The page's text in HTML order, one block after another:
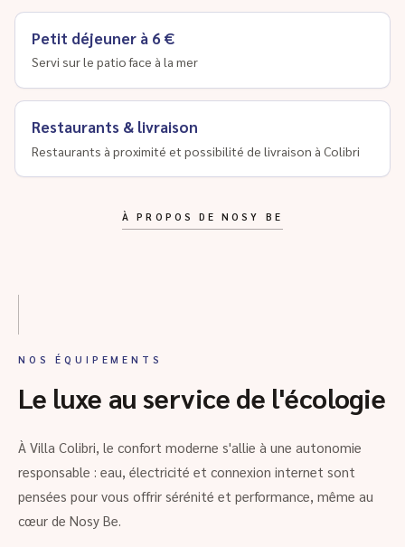
Petit déjeuner à 6 €
Servi sur le patio face à la mer
Restaurants & livraison
Restaurants à proximité et possibilité de livraison à Colibri
À PROPOS DE NOSY BE
NOS ÉQUIPEMENTS
Le luxe au service de l'écologie
À Villa Colibri, le confort moderne s'allie à une autonomie
responsable : eau, électricité et connexion internet sont
pensées pour vous offrir sérénité et performance, même au
cœur de Nosy Be.